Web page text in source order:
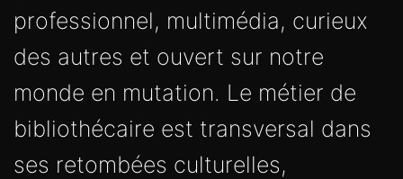
professionnel, multimédia, curieux
des autres et ouvert sur notre
monde en mutation. Le métier de
bibliothécaire est transversal dans
ses retombées culturelles,